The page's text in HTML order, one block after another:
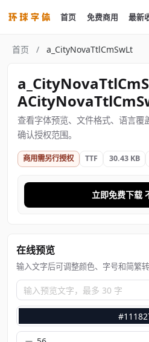
首页 免费商用 最新
首页 / a_CityNovaTtlCmSwLt
查看字体预览、文件格式、语言覆
确认授权范围。
商用需另行授权 TTF 30.43 KB
立即免费下载
在线预览
输入文字后可调整颜色、字号和简繁转
输入预览文字，最多 30 字